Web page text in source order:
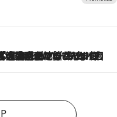
稲の勝手に再ブーム
憧れて」観客大盛上がりの“タオル回し”に、ラッパー顔負けの高速歌唱まで…さだまさし（74）のアグレッシブすぎる現在地